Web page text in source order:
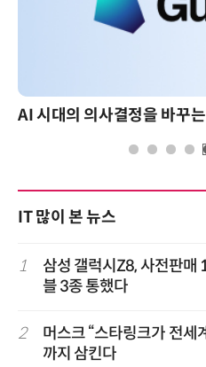
IT 많이 본 뉴스
1
삼성 갤럭시Z8, 사전판
블 3종 통했다
2
머스크 “스타링크가 전
까지 삼킨다